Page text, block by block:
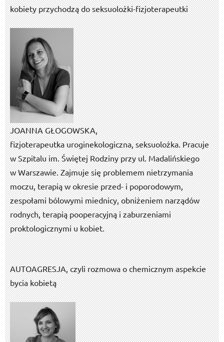
kobiety przychodzą do seksuolożki-fizjoterapeutki
JOANNA GŁOGOWSKA,
fizjoterapeutka uroginekologiczna, seksuolożka. Pracuje
w Szpitalu im. Świętej Rodziny przy ul. Madalińskiego
w Warszawie. Zajmuje się problemem nietrzymania
moczu, terapią w okresie przed- i poporodowym,
zespołami bólowymi miednicy, obniżeniem narządów
rodnych, terapią pooperacyjną i zaburzeniami
proktologicznymi u kobiet.
AUTOAGRESJA, czyli rozmowa o chemicznym aspekcie
bycia kobietą